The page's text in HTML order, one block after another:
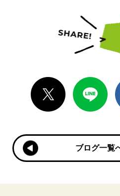
ブログ一覧
ブログ一覧